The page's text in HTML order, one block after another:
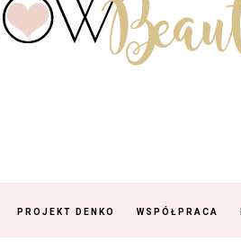
PROJEKT DENKO WSPÓŁPRACA